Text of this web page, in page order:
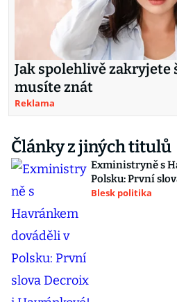
Jak spolehlivě zakryjete
musíte znát
Reklama
Články z jiných titulů
Exministryně s
Polsku: První
Blesk politika